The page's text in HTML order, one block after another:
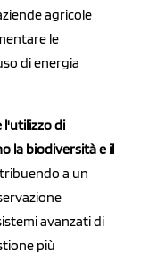
agricole
le
di energia
l'utilizzo di
la biodiversità e il
a un
avanzati di
più